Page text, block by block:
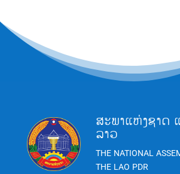
ສະພາແຫ່ງຊາດ
ລາວ
THE NATIONAL
THE LAO PDR